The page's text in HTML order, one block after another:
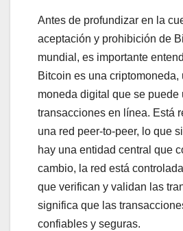
Antes de profundizar en la
aceptación y prohibición de
mundial, es importante
Bitcoin es una criptomoneda,
moneda digital que se puede
transacciones en línea. Está
una red peer-to-peer, lo que
hay una entidad central que
cambio, la red está
que verifican y validan las
significa que las
confiables y seguras.